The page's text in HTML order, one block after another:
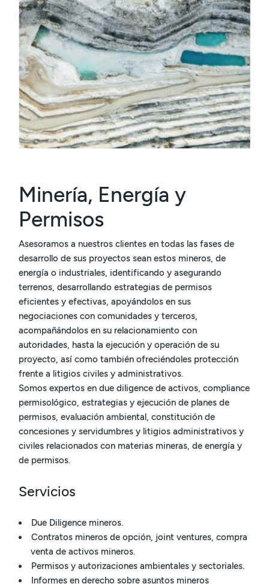
Minería, Energía y
Permisos
Asesoramos a nuestros clientes en todas las fases de
desarrollo de sus proyectos sean estos mineros, de
energía o industriales, identificando y asegurando
terrenos, desarrollando estrategias de permisos
eficientes y efectivas, apoyándolos en sus
negociaciones con comunidades y terceros,
acompañándolos en su relacionamiento con
autoridades, hasta la ejecución y operación de su
proyecto, así como también ofreciéndoles protección
frente a litigios civiles y administrativos.
Somos expertos en due diligence de activos, compliance
permisológico, estrategias y ejecución de planes de
permisos, evaluación ambiental, constitución de
concesiones y servidumbres y litigios administrativos y
civiles relacionados con materias mineras, de energía y
de permisos.
Servicios
Due Diligence mineros.
Contratos mineros de opción, joint ventures, compra
venta de activos mineros.
Permisos y autorizaciones ambientales y sectoriales.
Informes en derecho sobre asuntos mineros